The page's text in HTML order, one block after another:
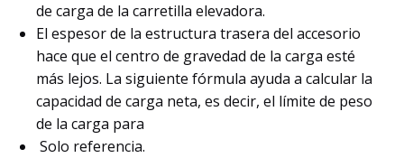
de carga de la carretilla elevadora.
El espesor de la estructura trasera del accesorio
hace que el centro de gravedad de la carga esté
más lejos. La siguiente fórmula ayuda a calcular la
capacidad de carga neta, es decir, el límite de peso
de la carga para
Solo referencia.